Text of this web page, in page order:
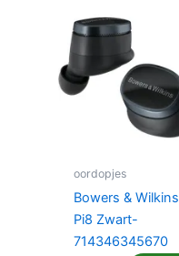
oordopjes
Bowers & Wilkins
Pi8 Zwart-
714346345670